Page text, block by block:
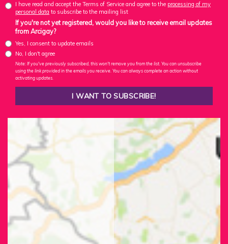
I have read and accept the Terms of Service and agree to the processing of my
personal data to subscribe to the mailing list
If you're not yet registered, would you like to receive email updates
from Arcigay?
Yes, I consent to update emails
No, I don't agree
Note: If you've previously subscribed, this won't remove you from the list. You can unsubscribe
using the link provided in the emails you receive. You can always complete an action without
activating updates.